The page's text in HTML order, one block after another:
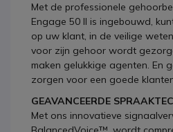
Met de professionele
Engage 50 II is ingebouwd,
op uw klant, in de veilige
voor zijn gehoor wordt
maken gelukkige agenten. En
zorgen voor een goede
GEAVANCEERDE
Met ons innovatieve